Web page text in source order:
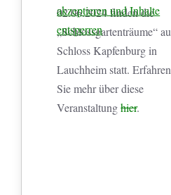
akzeptieren und Inhalte
entsperren
02.06.2024 finden die
„Schlossgartenträume“
Schloss Kapfenburg in
Lauchheim statt. Erfahren
Sie mehr über diese
Veranstaltunghier.